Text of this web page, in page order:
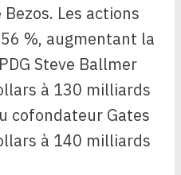
Les actions
%, augmentant la
Steve Ballmer
à 130 milliards
cofondateur Gates
à 140 milliards